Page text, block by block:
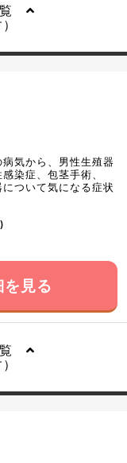
覧
気から、男性生殖器
染症、包茎手術、
ついて気になる症状
見る
覧